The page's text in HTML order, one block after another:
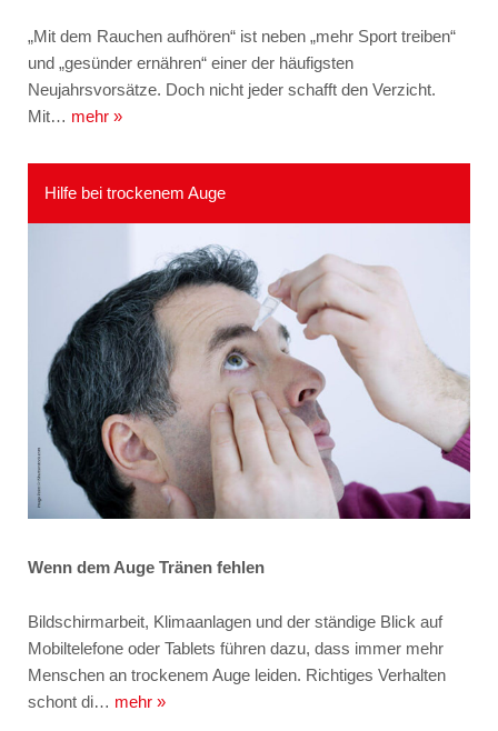
„Mit dem Rauchen aufhören“ ist neben „mehr Sport treiben“
und „gesünder ernähren“ einer der häufigsten
Neujahrsvorsätze. Doch nicht jeder schafft den Verzicht.
Mit… mehr »
Hilfe bei trockenem Auge
Wenn dem Auge Tränen fehlen
Bildschirmarbeit, Klimaanlagen und der ständige Blick auf
Mobiltelefone oder Tablets führen dazu, dass immer mehr
Menschen an trockenem Auge leiden. Richtiges Verhalten
schont di… mehr »